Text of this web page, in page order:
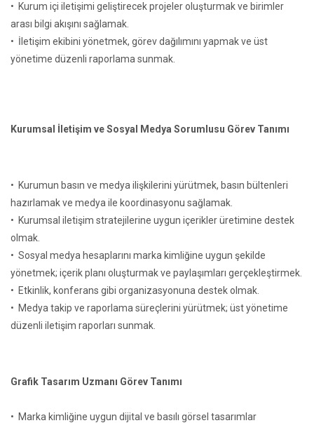
• Kurum içi iletişimi geliştirecek projeler oluşturmak ve birimler
arası bilgi akışını sağlamak.
• İletişim ekibini yönetmek, görev dağılımını yapmak ve üst
yönetime düzenli raporlama sunmak.
Kurumsal İletişim ve Sosyal Medya Sorumlusu Görev Tanımı
• Kurumun basın ve medya ilişkilerini yürütmek, basın bültenleri
hazırlamak ve medya ile koordinasyonu sağlamak.
• Kurumsal iletişim stratejilerine uygun içerikler üretimine destek
olmak.
• Sosyal medya hesaplarını marka kimliğine uygun şekilde
yönetmek; içerik planı oluşturmak ve paylaşımları gerçekleştirmek.
• Etkinlik, konferans gibi organizasyonuna destek olmak.
• Medya takip ve raporlama süreçlerini yürütmek; üst yönetime
düzenli iletişim raporları sunmak.
Grafik Tasarım Uzmanı Görev Tanımı
• Marka kimliğine uygun dijital ve basılı görsel tasarımlar